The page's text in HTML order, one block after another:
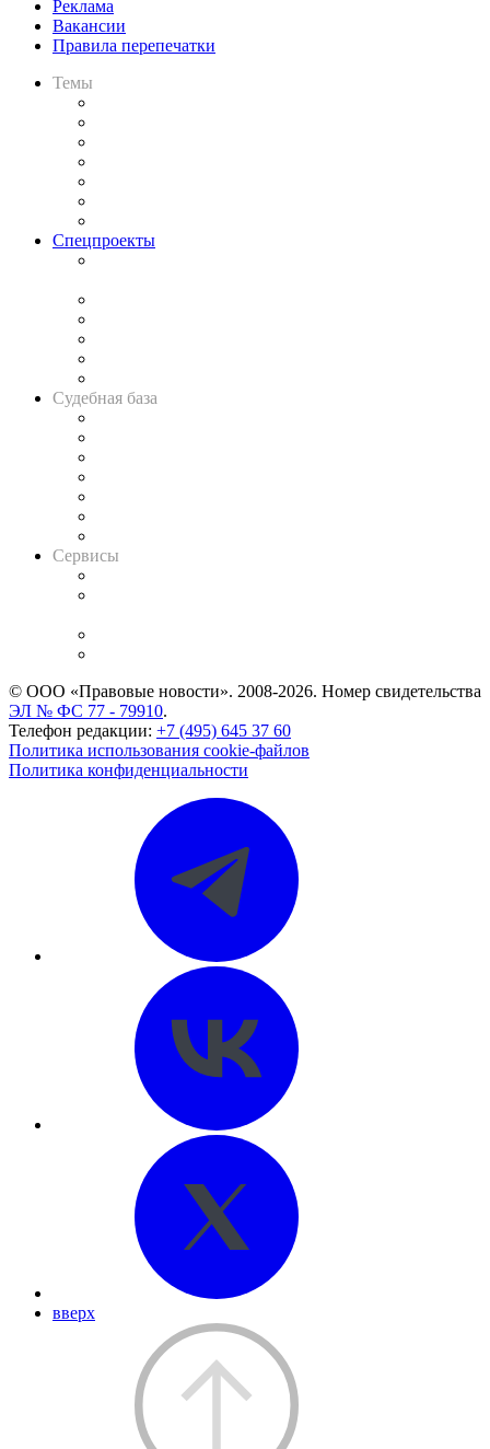
Реклама
Вакансии
Правила перепечатки
Темы
Спецпроекты
Судебная база
Сервисы
© ООО «Правовые новости». 2008-2026. Номер свидетельства
ЭЛ № ФС 77 - 79910.
Телефон редакции: +7 (495) 645 37 60
Политика использования cookie-файлов
Политика конфиденциальности
вверх